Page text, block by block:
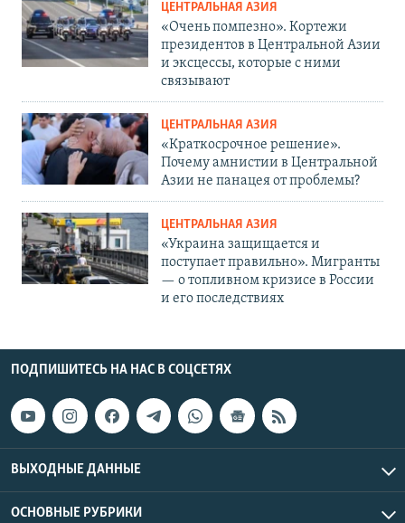
ЦЕНТРАЛЬНАЯ АЗИЯ
«Очень помпезно». Кортежи
президентов в Центральной Азии
и эксцессы, которые с ними
связывают
ЦЕНТРАЛЬНАЯ АЗИЯ
«Краткосрочное решение».
Почему амнистии в Центральной
Азии не панацея от проблемы?
ЦЕНТРАЛЬНАЯ АЗИЯ
«Украина защищается и
поступает правильно». Мигранты
— о топливном кризисе в России
и его последствиях
ПОДПИШИТЕСЬ НА НАС В СОЦСЕТЯХ
ВЫХОДНЫЕ ДАННЫЕ
ОСНОВНЫЕ РУБРИКИ